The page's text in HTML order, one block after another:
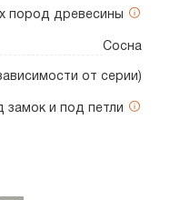
пород древесины
Сосна
от серии)
замок и под петли